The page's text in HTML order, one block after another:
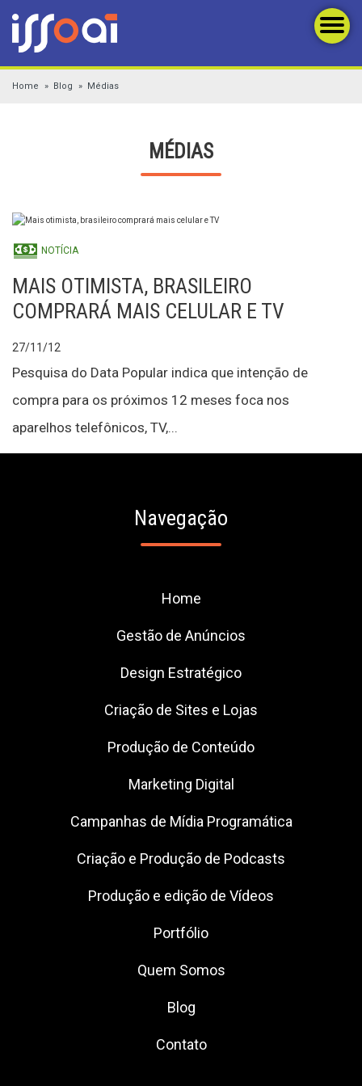
Home Blog Médias
MÉDIAS
NOTÍCIA
MAIS OTIMISTA, BRASILEIRO
COMPRARÁ MAIS CELULAR E TV
27/11/12
Pesquisa do Data Popular indica que intenção de
compra para os próximos 12 meses foca nos
aparelhos telefônicos, TV,...
Navegação
Home
Gestão de Anúncios
Design Estratégico
Criação de Sites e Lojas
Produção de Conteúdo
Marketing Digital
Campanhas de Mídia Programática
Criação e Produção de Podcasts
Produção e edição de Vídeos
Portfólio
Quem Somos
Blog
Contato